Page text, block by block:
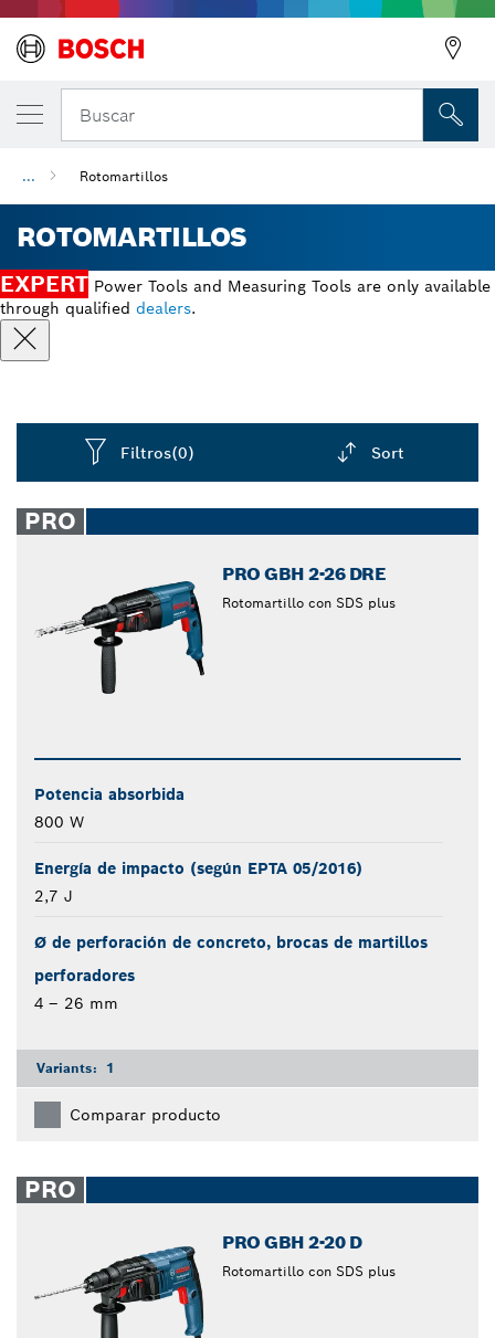
Buscar
... Rotomartillos
ROTOMARTILLOS
EXPERT Power Tools and Measuring Tools are only available
through qualified dealers.
Filtros(0) Sort
closed
PRO
PRO GBH 2-26 DRE
Rotomartillo con SDS plus
Potencia absorbida
800 W
Energía de impacto (según EPTA 05/2016)
2,7 J
Ø de perforación de concreto, brocas de martillos
perforadores
4 – 26 mm
Variants: 1
Comparar producto
PRO
PRO GBH 2-20 D
Rotomartillo con SDS plus